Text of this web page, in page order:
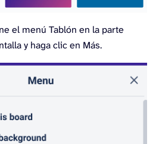
el menú Tablón en la parte
y haga clic en Más.